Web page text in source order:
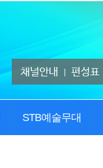
채널안내 편성표
STB예술무대